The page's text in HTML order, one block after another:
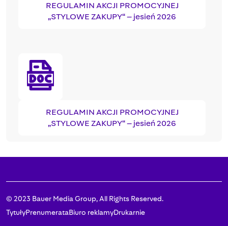
REGULAMIN AKCJI PROMOCYJNEJ
„STYLOWE ZAKUPY“ – jesień 2026
REGULAMIN AKCJI PROMOCYJNEJ
„STYLOWE ZAKUPY“ – jesień 2026
© 2023 Bauer Media Group, All Rights Reserved.
TytułyPrenumerataBiuro reklamyDrukarnie